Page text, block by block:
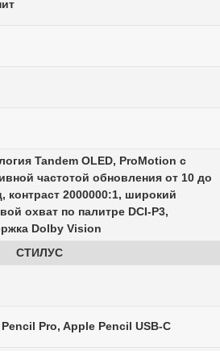
Tandem OLED, ProMotion с
частотой обновления от 10 до
контраст 2000000:1, широкий
охват по палитре DCI-P3,
Dolby Vision
СТИЛУС
Pro, Apple Pencil USB-C